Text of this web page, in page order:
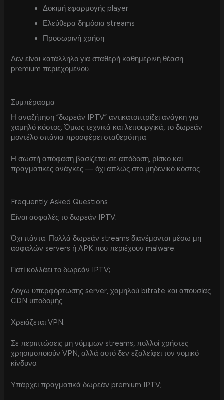
Δοκιμή εφαρμογής player
Ελεύθερα δημόσια streams
Προσωρινή χρήση
Δεν είναι κατάλληλο για σταθερή καθημερινή θέαση
premium περιεχομένου.
Συμπέρασμα
Η αναζήτηση “δωρεάν IPTV” αντικατοπτρίζει ανάγκη για
χαμηλό κόστος. Όμως τεχνικά και λειτουργικά, το δωρεάν
μοντέλο σπάνια προσφέρει σταθερότητα.
Η σωστή απόφαση βασίζεται σε απόδοση, ρίσκο και
πραγματικές ανάγκες — όχι απλώς στο μηδενικό κόστος.
Frequently Asked Questions
Είναι ασφαλές το δωρεάν IPTV;
Όχι πάντα. Πολλά δωρεάν streams διανέμονται μέσω μη
ασφαλών servers ή APK που περιέχουν malware.
Γιατί κολλάει το δωρεάν IPTV;
Λόγω υπερφόρτωσης server, χαμηλού bitrate και απουσίας
CDN υποδομής.
Χρειάζεται VPN;
Σε περιπτώσεις μη νόμιμων streams, πολλοί χρήστες
χρησιμοποιούν VPN, αλλά αυτό δεν εξαλείφει τον νομικό
κίνδυνο.
Υπάρχει πραγματικά δωρεάν premium IPTV;